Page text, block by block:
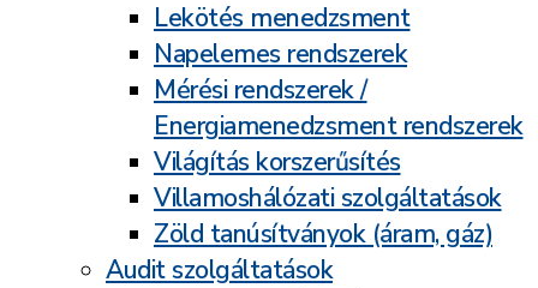
Lekötés menedzsment
Napelemes rendszerek
Mérési rendszerek /
Energiamenedzsment rendszerek
Világítás korszerűsítés
Villamoshálózati szolgáltatások
Zöld tanúsítványok (áram, gáz)
Audit szolgáltatások